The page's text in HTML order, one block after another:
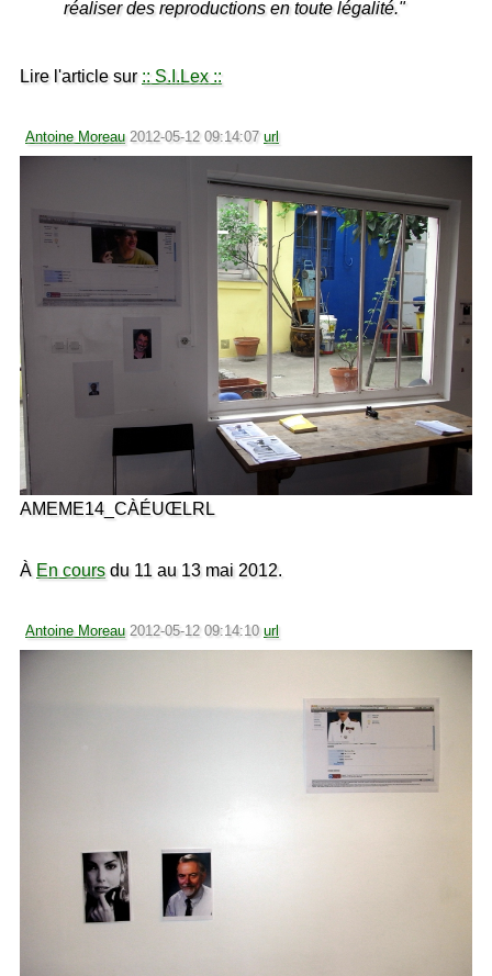
réaliser des reproductions en toute légalité."
Lire l'article sur :: S.I.Lex ::
Antoine Moreau 2012-05-12 09:14:07 url
AMEME14_CÀÉUŒLRL
À En coursdu 11 au 13 mai 2012.
Antoine Moreau 2012-05-12 09:14:10 url